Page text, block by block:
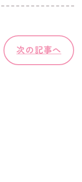
次の記事へ